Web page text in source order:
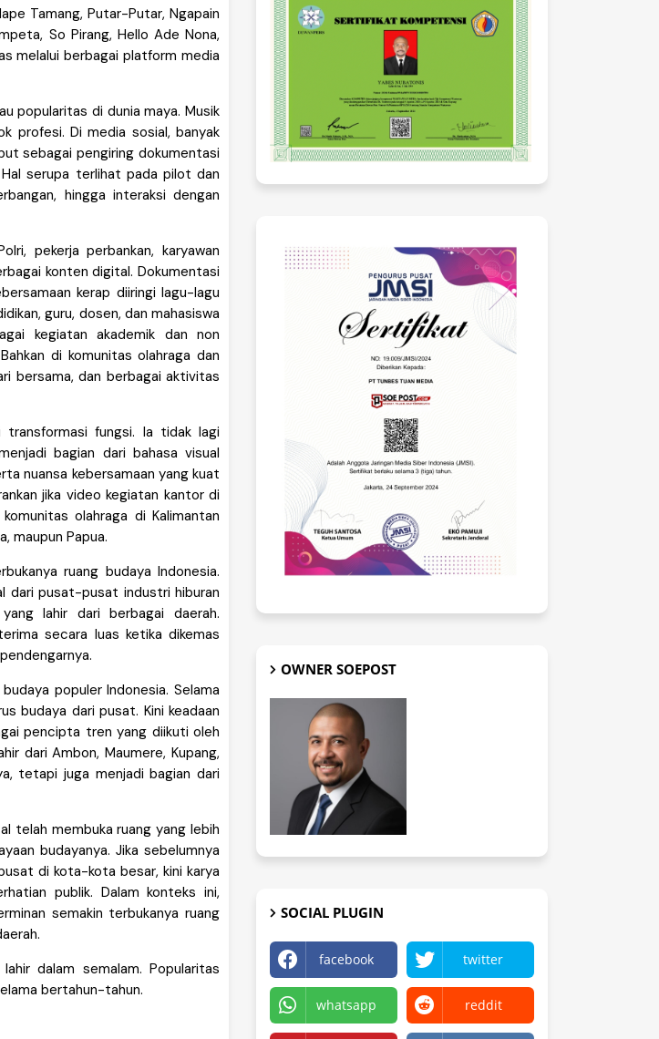
Tamang, Putar-Putar, Ngapain
So Pirang, Hello Ade Nona,
melalui berbagai platform media
popularitas di dunia maya. Musik
profesi. Di media sosial, banyak
sebagai pengiring dokumentasi
serupa terlihat pada pilot dan
hingga interaksi dengan
pekerja perbankan, karyawan
konten digital. Dokumentasi
kerap diiringi lagu-lagu
guru, dosen, dan mahasiswa
kegiatan akademik dan non
di komunitas olahraga dan
bersama, dan berbagai aktivitas
transformasi fungsi. Ia tidak lagi
bagian dari bahasa visual
nuansa kebersamaan yang kuat
jika video kegiatan kantor di
olahraga di Kalimantan
maupun Papua.
ruang budaya Indonesia.
dari pusat-pusat industri hiburan
lahir dari berbagai daerah.
secara luas ketika dikemas
populer Indonesia. Selama
budaya dari pusat. Kini keadaan
pencipta tren yang diikuti oleh
dari Ambon, Maumere, Kupang,
tetapi juga menjadi bagian dari
telah membuka ruang yang lebih
budayanya. Jika sebelumnya
di kota-kota besar, kini karya
publik. Dalam konteks ini,
semakin terbukanya ruang
dalam semalam. Popularitas
bertahun-tahun.
OWNER SOEPOST
SOCIAL PLUGIN
facebook twitter
whatsapp reddit